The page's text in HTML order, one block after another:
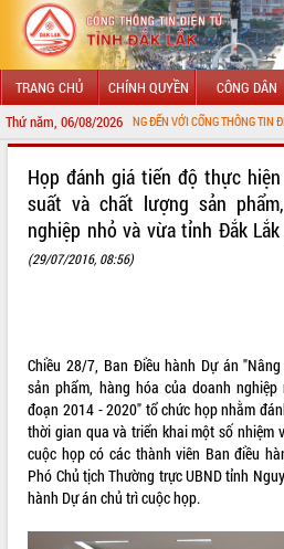
TRANG CHỦ CHÍNH QUYỀN CÔNG DÂN
Thứ năm, 06/08/2026
CHÀO MỪNG ĐẾN VỚI CỔNG THÔNG TIN ĐIỆN TỬ
LÃNH ĐẠO UBND TỈNH
TIN TỨC SỰ KIỆN
THÔNG TIN CHỈ ĐẠO ĐIỀU HÀNH
HỆ THỐNG VĂN BẢN
VĂN BẢN HĐND TỈNH
Họp đánh giá tiến độ thực
suất và chất lượng sản
nghiệp nhỏ và vừa tỉnh Đắk
(29/07/2016, 08:56)
Chiều 28/7, Ban Điều hành Dự án
sản phẩm, hàng hóa của doanh
đoạn 2014 - 2020" tổ chức họp nhằm
thời gian qua và triển khai một số nhiệm
cuộc họp có các thành viên Ban điều
Phó Chủ tịch Thường trực UBND tỉnh
hành Dự án chủ trì cuộc họp.